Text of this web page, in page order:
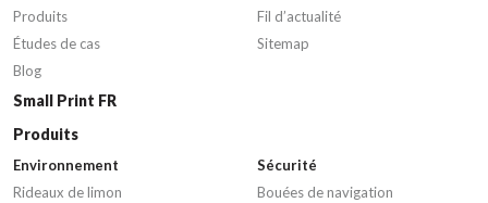
Produits
Études de cas
Blog
Fil d’actualité
Sitemap
Small Print FR
Produits
Environnement
Rideaux de limon
Sécurité
Bouées de navigation